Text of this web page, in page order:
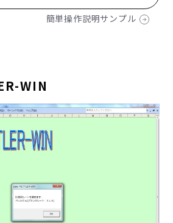
簡単操作説明サンプル
WIN